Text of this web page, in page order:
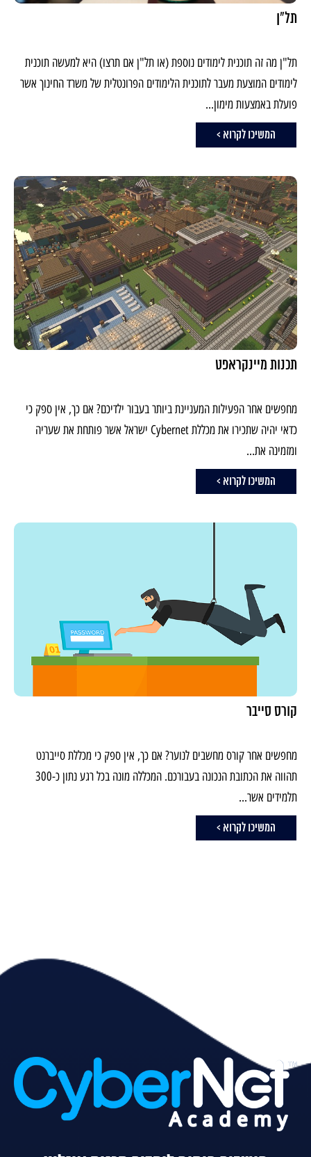
תל"ן
תל"ן מה זה תוכנית לימודים נוספת (או תל"ן אם תרצו) היא למעשה תוכנית
לימודים המוצעת מעבר לתוכנית הלימודים הפרונטלית של משרד החינוך אשר
פועלת באמצעות מימון...
המשיכו לקרוא >
תכנות מיינקראפט
מחפשים אחר הפעילות המעניינת ביותר בעבור ילדיכם? אם כך, אין ספק כי
כדאי יהיה שתכירו את מכללת Cybernet ישראל אשר פותחת את שעריה
ומזמינה את...
המשיכו לקרוא >
קורס סייבר
מחפשים אחר קורס מחשבים לנוער? אם כך, אין ספק כי מכללת סייברנט
תהווה את הכתובת הנכונה בעבורכם. המכללה מונה בכל רגע נתון כ-300
תלמידים אשר...
המשיכו לקרוא >